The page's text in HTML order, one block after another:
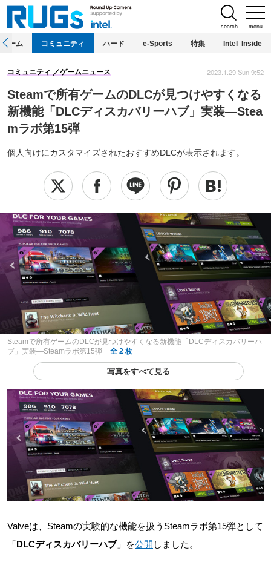
menu
search
ホーム コミュニティ ハード e-Sports 特集 Intel Inside
Steamで所有ゲームのDLCが見つけやすくなる
新機能「DLCディスカバリーハブ」実装―Stea
mラボ第15弾
個人向けにカスタマイズされたおすすめDLCが表示されます。
コミュニティ ゲームニュース 2023.1.29 Sun 9:52
Steamで所有ゲームのDLCが見つけやすくなる新機能「DLCディスカバリーハ
ブ」実装―Steamラボ第15弾
全 2 枚
写真をすべて見る
Valveは、Steamの実験的な機能を扱うSteamラボ第15弾として
「DLCディスカバリーハブ」を公開 しました。